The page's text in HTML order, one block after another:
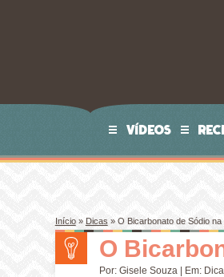
VÍDEOS
Início» Dicas»O Bicarbonato de Sódio na
O
Por: Gisele Souza| Em: